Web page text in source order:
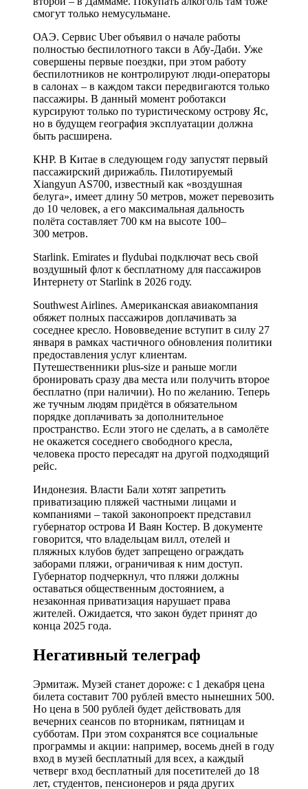
смогут только немусульмане.
ОАЭ. Сервис Uber объявил о начале работы
полностью беспилотного такси в Абу-Даби. Уже
совершены первые поездки, при этом работу
беспилотников не контролируют люди-операторы
в салонах – в каждом такси передвигаются только
пассажиры. В данный момент роботакси
курсируют только по туристическому острову Яс,
но в будущем география эксплуатации должна
быть расширена.
КНР. В Китае в следующем году запустят первый
пассажирский дирижабль. Пилотируемый
Xiangyun AS700, известный как «воздушная
белуга», имеет длину 50 метров, может перевозить
до 10 человек, а его максимальная дальность
полёта составляет 700 км на высоте 100–
300 метров.
Starlink. Emirates и flydubai подключат весь свой
воздушный флот к бесплатному для пассажиров
Интернету от Starlink в 2026 году.
Southwest Airlines. Американская авиакомпания
обяжет полных пассажиров доплачивать за
соседнее кресло. Нововведение вступит в силу 27
января в рамках частичного обновления политики
предоставления услуг клиентам.
Путешественники plus-size и раньше могли
бронировать сразу два места или получить второе
бесплатно (при наличии). Но по желанию. Теперь
же тучным людям придётся в обязательном
порядке доплачивать за дополнительное
пространство. Если этого не сделать, а в самолёте
не окажется соседнего свободного кресла,
человека просто пересадят на другой подходящий
рейс.
Индонезия. Власти Бали хотят запретить
приватизацию пляжей частными лицами и
компаниями – такой законопроект представил
губернатор острова И Ваян Костер. В документе
говорится, что владельцам вилл, отелей и
пляжных клубов будет запрещено ограждать
заборами пляжи, ограничивая к ним доступ.
Губернатор подчеркнул, что пляжи должны
оставаться общественным достоянием, а
незаконная приватизация нарушает права
жителей. Ожидается, что закон будет принят до
конца 2025 года.
Негативный телеграф
Эрмитаж. Музей станет дороже: с 1 декабря цена
билета составит 700 рублей вместо нынешних 500.
Но цена в 500 рублей будет действовать для
вечерних сеансов по вторникам, пятницам и
субботам. При этом сохранятся все социальные
программы и акции: например, восемь дней в году
вход в музей бесплатный для всех, а каждый
четверг вход бесплатный для посетителей до 18
лет, студентов, пенсионеров и ряда других